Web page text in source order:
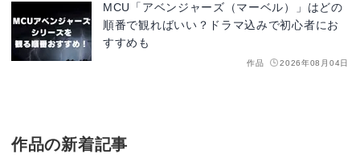
MCU「アベンジャーズ（マーベル）」はどの
順番で観ればいい？ドラマ込みで初心者にお
すすめも
作品 2026年08月04日
作品の新着記事